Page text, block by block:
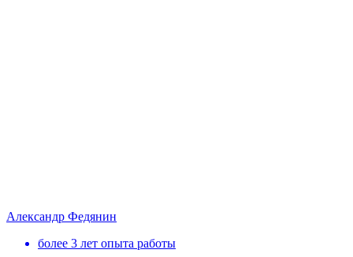
Александр Федянин
более 3 лет опыта работы